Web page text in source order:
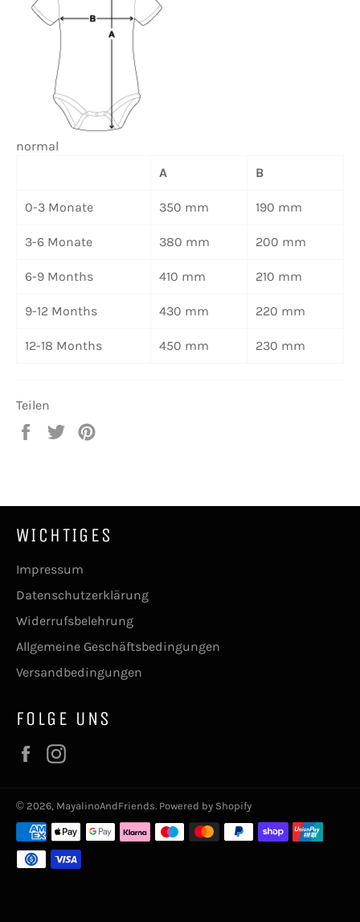
normal
A
B
0-3 Monate 350 mm 190 mm
3-6 Monate 380 mm 200 mm
6-9 Months 410 mm 210 mm
9-12 Months 430 mm 220 mm
12-18 Months 450 mm 230 mm
Teilen
Auf
Auf
WICHTIGES
Impressum
Datenschutzerklärung
Widerrufsbelehrung
Allgemeine Geschäftsbedingungen
Versandbedingungen
FOLGE UNS
Facebook
© 2026, MayalinoAndFriends. Powered by Shopify
Zahlungsmethoden